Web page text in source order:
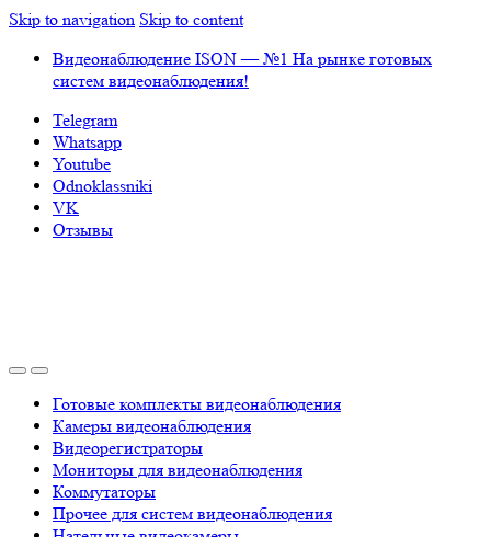
Skip to navigation Skip to content
Видеонаблюдение ISON — №1 На рынке готовых
систем видеонаблюдения!
Telegram
Whatsapp
Youtube
Odnoklassniki
VK
Отзывы
Готовые комплекты видеонаблюдения
Камеры видеонаблюдения
Видеорегистраторы
Мониторы для видеонаблюдения
Коммутаторы
Прочее для систем видеонаблюдения